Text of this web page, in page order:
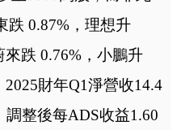
跌 0.87%，理想升
來跌 0.76%，小鵬升
財年Q1淨營收14.4
整後每ADS收益1.60